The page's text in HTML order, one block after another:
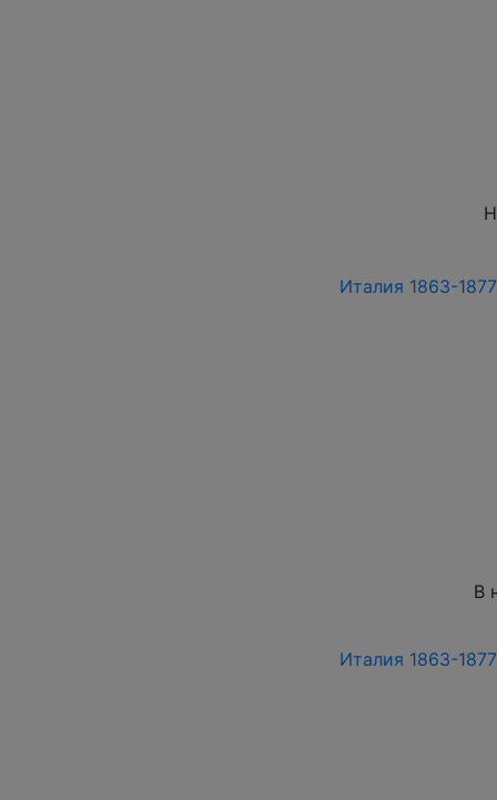
Италия 1863-
В
Италия 1863-